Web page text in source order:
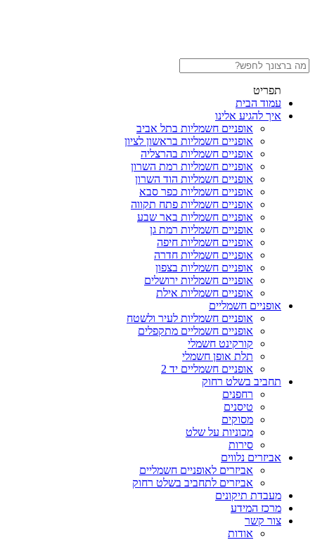
תפריט
עמוד הבית
איך להגיע אלינו
אופניים חשמליות בתל אביב
אופניים חשמליות בראשון לציון
אופניים חשמליות בהרצליה
אופניים חשמליות רמת השרון
אופניים חשמליות הוד השרון
אופניים חשמליות כפר סבא
אופניים חשמליות פתח תקווה
אופניים חשמליות באר שבע
אופניים חשמליות רמת גן
אופניים חשמליות חיפה
אופניים חשמליות חדרה
אופניים חשמליות בצפון
אופניים חשמליות ירושלים
אופניים חשמליות אילת
אופניים חשמליים
אופניים חשמליות לעיר ולשטח
אופניים חשמליים מתקפלים
קורקינט חשמלי
תלת אופן חשמלי
אופניים חשמליים יד 2
תחביב בשלט רחוק
רחפנים
טיסנים
מסוקים
מכוניות על שלט
סירות
אביזרים נלווים
אביזרים לאופניים חשמליים
אביזרים לתחביב בשלט רחוק
מעבדת תיקונים
מרכז המידע
צור קשר
אודות